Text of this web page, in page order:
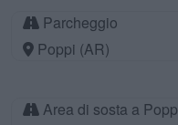
Parcheggio
Poppi (AR)
Area di sosta a